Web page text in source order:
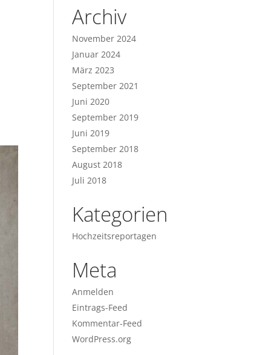
Archiv
November 2024
Januar 2024
März 2023
September 2021
Juni 2020
September 2019
Juni 2019
September 2018
August 2018
Juli 2018
Kategorien
Hochzeitsreportagen
Meta
Anmelden
Eintrags-Feed
Kommentar-Feed
WordPress.org